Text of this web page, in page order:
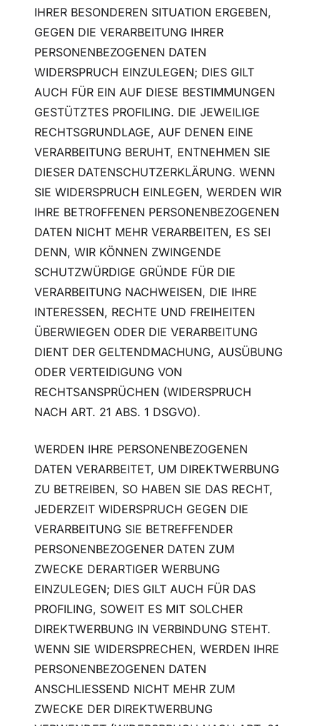
IHRER BESONDEREN SITUATION ERGEBEN,
GEGEN DIE VERARBEITUNG IHRER
PERSONENBEZOGENEN DATEN
WIDERSPRUCH EINZULEGEN; DIES GILT
AUCH FÜR EIN AUF DIESE BESTIMMUNGEN
GESTÜTZTES PROFILING. DIE JEWEILIGE
RECHTSGRUNDLAGE, AUF DENEN EINE
VERARBEITUNG BERUHT, ENTNEHMEN SIE
DIESER DATENSCHUTZERKLÄRUNG. WENN
SIE WIDERSPRUCH EINLEGEN, WERDEN WIR
IHRE BETROFFENEN PERSONENBEZOGENEN
DATEN NICHT MEHR VERARBEITEN, ES SEI
DENN, WIR KÖNNEN ZWINGENDE
SCHUTZWÜRDIGE GRÜNDE FÜR DIE
VERARBEITUNG NACHWEISEN, DIE IHRE
INTERESSEN, RECHTE UND FREIHEITEN
ÜBERWIEGEN ODER DIE VERARBEITUNG
DIENT DER GELTENDMACHUNG, AUSÜBUNG
ODER VERTEIDIGUNG VON
RECHTSANSPRÜCHEN (WIDERSPRUCH
NACH ART. 21 ABS. 1 DSGVO).
WERDEN IHRE PERSONENBEZOGENEN
DATEN VERARBEITET, UM DIREKTWERBUNG
ZU BETREIBEN, SO HABEN SIE DAS RECHT,
JEDERZEIT WIDERSPRUCH GEGEN DIE
VERARBEITUNG SIE BETREFFENDER
PERSONENBEZOGENER DATEN ZUM
ZWECKE DERARTIGER WERBUNG
EINZULEGEN; DIES GILT AUCH FÜR DAS
PROFILING, SOWEIT ES MIT SOLCHER
DIREKTWERBUNG IN VERBINDUNG STEHT.
WENN SIE WIDERSPRECHEN, WERDEN IHRE
PERSONENBEZOGENEN DATEN
ANSCHLIESSEND NICHT MEHR ZUM
ZWECKE DER DIREKTWERBUNG